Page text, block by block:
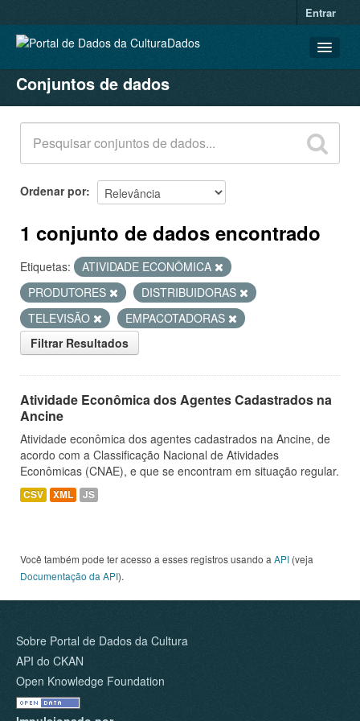
Entrar
CONJUNTOS DE DADOS
ORGANIZAÇÕES
GRUPOS
SOBRE
Conjuntos de dados
Ordenar por
1 conjunto de dados encontrado
Etiquetas:
ATIVIDADE ECONÔMICA
PRODUTORES
DISTRIBUIDORAS
TELEVISÃO
EMPACOTADORAS
Filtrar Resultados
Atividade Econômica dos Agentes Cadastrados na
Ancine
Atividade econômica dos agentes cadastrados na Ancine, de
acordo com a Classificação Nacional de Atividades
Econômicas (CNAE), e que se encontram em situação regular.
CSV XML JS
Você também pode ter acesso a esses registros usando a API (veja
Documentação da API).
Sobre Portal de Dados da Cultura
API do CKAN
Open Knowledge Foundation